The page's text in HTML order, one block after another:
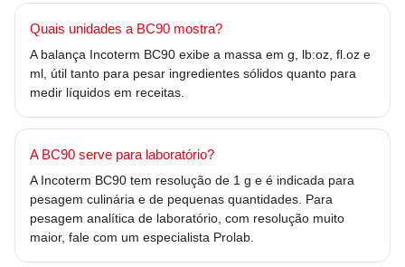
Quais unidades a BC90 mostra?
A balança Incoterm BC90 exibe a massa em g, lb:oz, fl.oz e
ml, útil tanto para pesar ingredientes sólidos quanto para
medir líquidos em receitas.
A BC90 serve para laboratório?
A Incoterm BC90 tem resolução de 1 g e é indicada para
pesagem culinária e de pequenas quantidades. Para
pesagem analítica de laboratório, com resolução muito
maior, fale com um especialista Prolab.